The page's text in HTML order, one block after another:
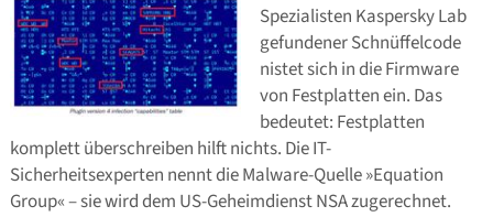
Spezialisten Kaspersky Lab
gefundener Schnüffelcode
nistet sich in die Firmware
von Festplatten ein. Das
bedeutet: Festplatten
komplett überschreiben hilft nichts. Die IT-
Sicherheitsexperten nennt die Malware-Quelle »Equation
Group« – sie wird dem US-Geheimdienst NSA zugerechnet.